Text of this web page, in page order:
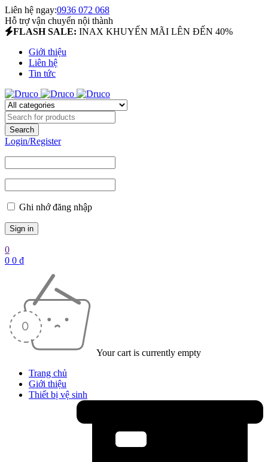
Liên hệ ngay:0936 072 068
Hỗ trợ vận chuyển nội thành
FLASH SALE: INAX KHUYẾN MÃI LÊN ĐẾN 40%
Giới thiệu
Liên hệ
Tin tức
Login/Register
Ghi nhớ đăng nhập
0
0 0 ₫
Your cart is currently empty
Trang chủ
Giới thiệu
Thiết bị vệ sinh